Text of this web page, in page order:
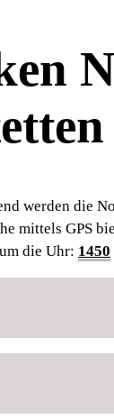
werden die
mittels GPS
die Uhr: 1450